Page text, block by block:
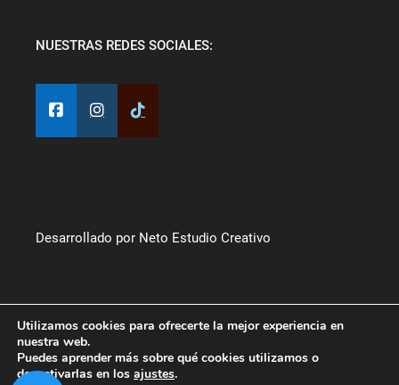
NUESTRAS REDES SOCIALES:
Desarrollado por Neto Estudio Creativo
Utilizamos cookies para ofrecerte la mejor experiencia en
nuestra web.
Puedes aprender más sobre qué cookies utilizamos o
desactivarlas en los ajustes.